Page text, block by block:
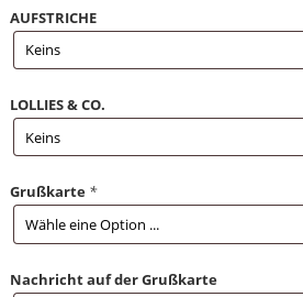
AUFSTRICHE
LOLLIES & CO.
Grußkarte *
Nachricht auf der Grußkarte